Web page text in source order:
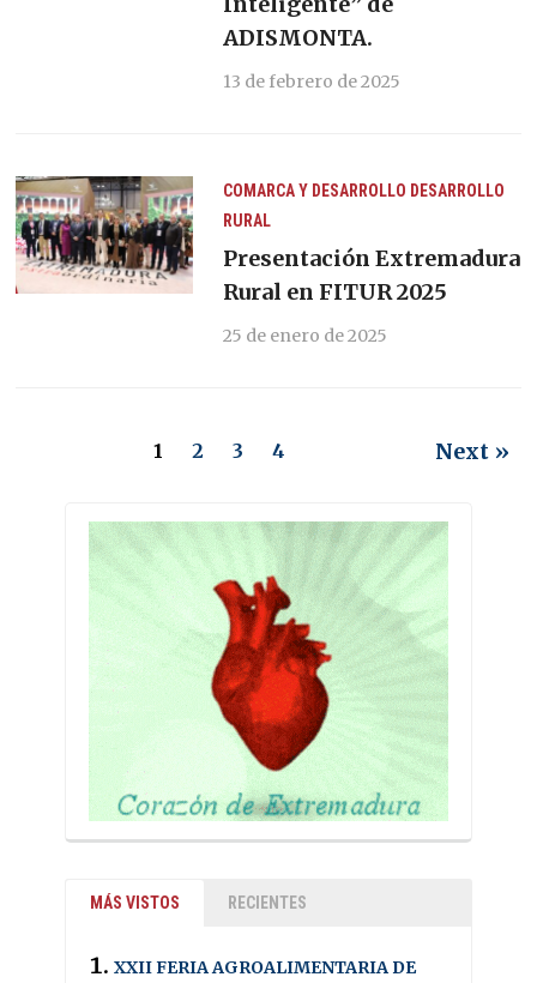
ADISMONTA.
13 de febrero de 2025
COMARCA Y DESARROLLO DESARROLLO
RURAL
Presentación Extremadura
Rural en FITUR 2025
25 de enero de 2025
1 2 3 4 Next »
MÁS VISTOS RECIENTES
XXII FERIA AGROALIMENTARIA DE